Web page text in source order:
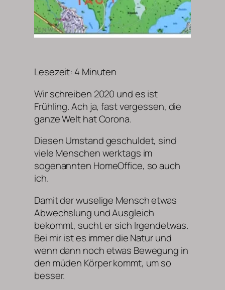
Lesezeit: 4 Minuten
Wir schreiben 2020 und es ist
Frühling. Ach ja, fast vergessen, die
ganze Welt hat Corona.
Diesen Umstand geschuldet, sind
viele Menschen werktags im
sogenannten HomeOffice, so auch
ich.
Damit der wuselige Mensch etwas
Abwechslung und Ausgleich
bekommt, sucht er sich Irgendetwas.
Bei mir ist es immer die Natur und
wenn dann noch etwas Bewegung in
den müden Körper kommt, um so
besser.